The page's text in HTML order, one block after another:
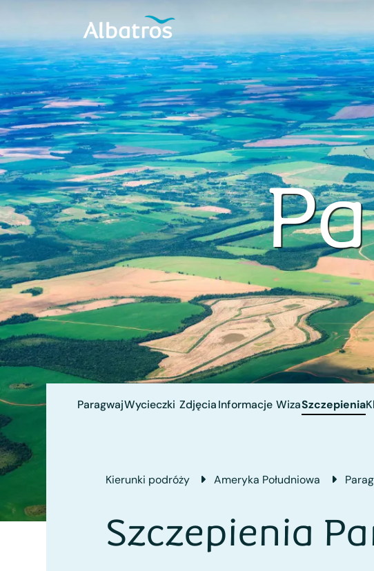
ParagwajWycieczki ZdjęciaInformacje WizaSzczepienia
Kierunki podróży Ameryka Południowa
Szczepienia